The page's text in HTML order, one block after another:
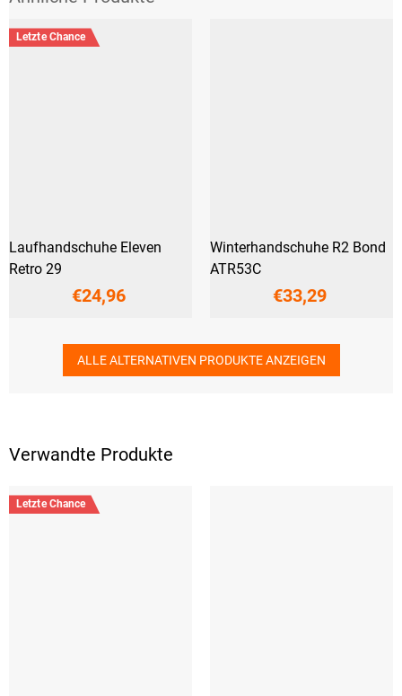
Verwandte Produkte
Letzte Chance
Letzte Chance
Laufhandschuhe Eleven
Retro 29
€24,96
Winterhandschuhe R2 Bond
ATR53C
€33,29
ALLE ALTERNATIVEN PRODUKTE ANZEIGEN